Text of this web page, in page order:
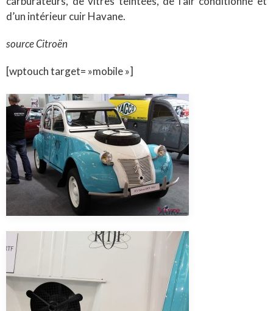
d’un intérieur cuir Havane.
source Citroën
[wptouch target= »mobile »]